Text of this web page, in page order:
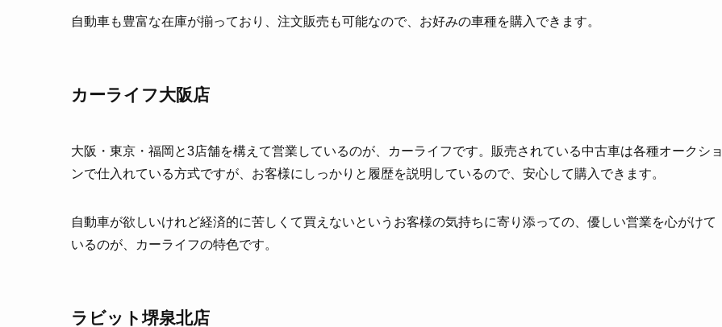
自動車も豊富な在庫が揃っており、注文販売も可能なので、お好みの車種を購入できます。
カーライフ大阪店
大阪・東京・福岡と3店舗を構えて営業しているのが、カーライフです。販売されている中古車は各種オークショ
ンで仕入れている方式ですが、お客様にしっかりと履歴を説明しているので、安心して購入できます。
自動車が欲しいけれど経済的に苦しくて買えないというお客様の気持ちに寄り添っての、優しい営業を心がけて
いるのが、カーライフの特色です。
ラビット堺泉北店